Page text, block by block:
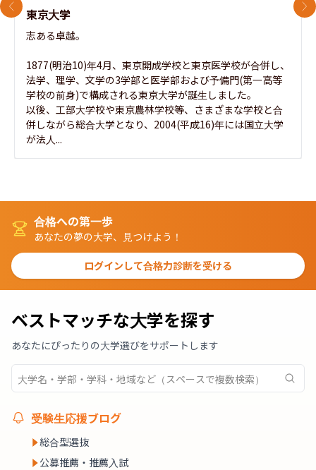
東京大学
志ある卓越。
1877(明治10)年4月、東京開成学校と東京医学校が合併し、
法学、理学、文学の3学部と医学部および予備門(第一高等
学校の前身)で構成される東京大学が誕生しました。
以後、工部大学校や東京農林学校等、さまざまな学校と合
併しながら総合大学となり、2004(平成16)年には国立大学
が法人...
前のスライド 次
合格への第一歩
あなたの夢の大学、見つけよう！
ログインして合格力診断を受ける
ベストマッチな大学を探す
あなたにぴったりの大学選びをサポートします
受験生応援ブログ
総合型選抜
公募推薦・推薦入試